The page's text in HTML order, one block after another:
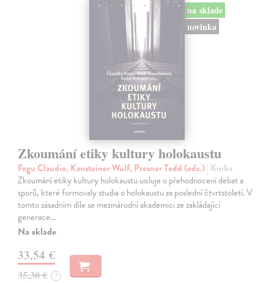
na sklade
novinka
Zkoumání etiky kultury holokaustu
Fogu Claudio, Kansteiner Wulf, Presner Todd (eds.)| Kniha
Zkoumání etiky kultury holokaustu usiluje o přehodnocení debat a
sporů, které formovaly studia o holokaustu za poslední čtvrtstoletí. V
tomto zásadním díle se mezinárodní akademici ze zakládající
generace…
Na sklade
33,54 €
35,30 € ?